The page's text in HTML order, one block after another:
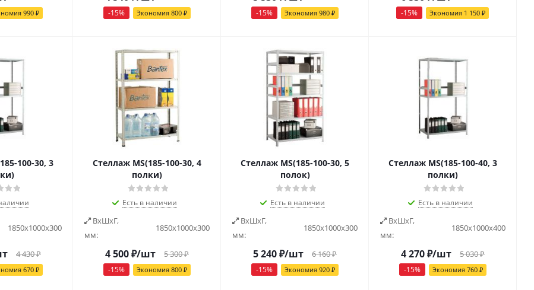
990₽ -15% Экономия 800₽ -15% Экономия 980₽ -15% Экономия 1 150 ₽
100-30, 3
1850х1000х300
4 430₽
670₽
Стеллаж MS(185-100-30, 4
полки)
Есть в наличии
ВxШxГ,
мм:
1850х1000х300
4 500₽/шт 5 300₽
-15% Экономия 800₽
Стеллаж MS(185-100-30, 5
полок)
Есть в наличии
ВxШxГ,
мм:
1850х1000х300
5 240₽/шт 6 160₽
-15% Экономия 920₽
Стеллаж MS(185-100-40, 3
полки)
Есть в наличии
ВxШxГ,
мм:
1850х1000х400
4 270₽/шт 5 030₽
-15% Экономия 760₽